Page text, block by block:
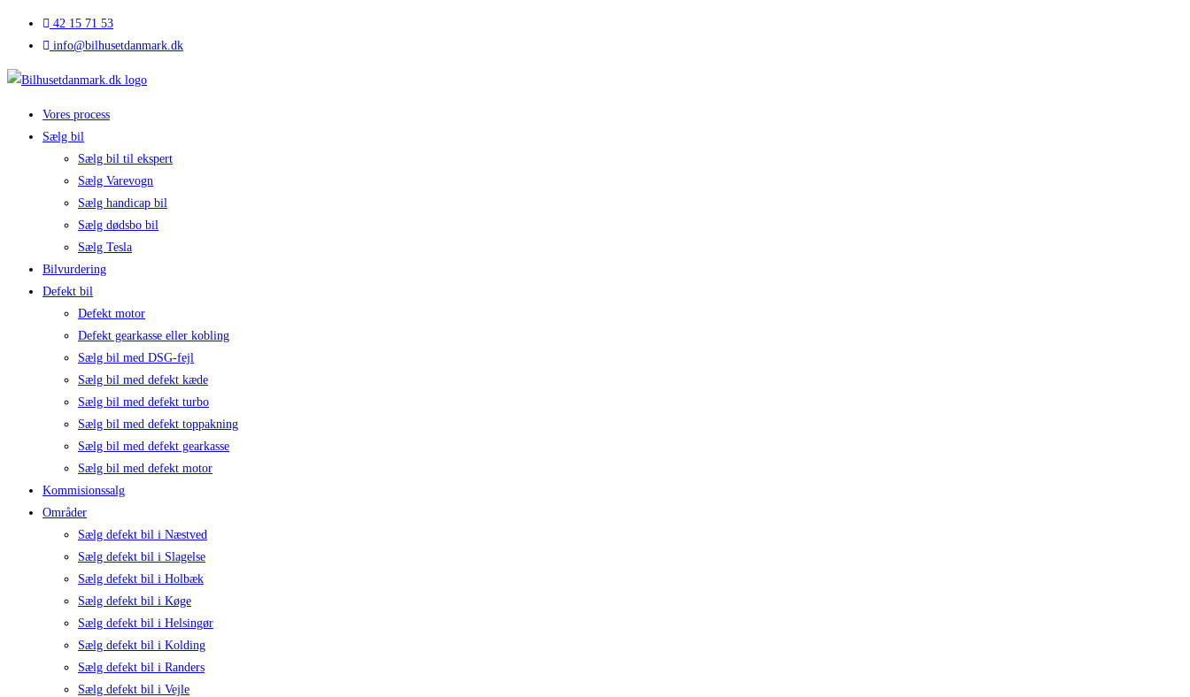
content
42 15 71 53
info@bilhusetdanmark.dk
Vores process
Sælg bil
Sælg bil til ekspert
Sælg Varevogn
Sælg handicap bil
Sælg dødsbo bil
Sælg Tesla
Bilvurdering
Defekt bil
Defekt motor
Defekt gearkasse eller kobling
Sælg bil med DSG-fejl
Sælg bil med defekt kæde
Sælg bil med defekt turbo
Sælg bil med defekt toppakning
Sælg bil med defekt gearkasse
Sælg bil med defekt motor
Kommisionssalg
Områder
Sælg defekt bil i Næstved
Sælg defekt bil i Slagelse
Sælg defekt bil i Holbæk
Sælg defekt bil i Køge
Sælg defekt bil i Helsingør
Sælg defekt bil i Kolding
Sælg defekt bil i Randers
Sælg defekt bil i Vejle